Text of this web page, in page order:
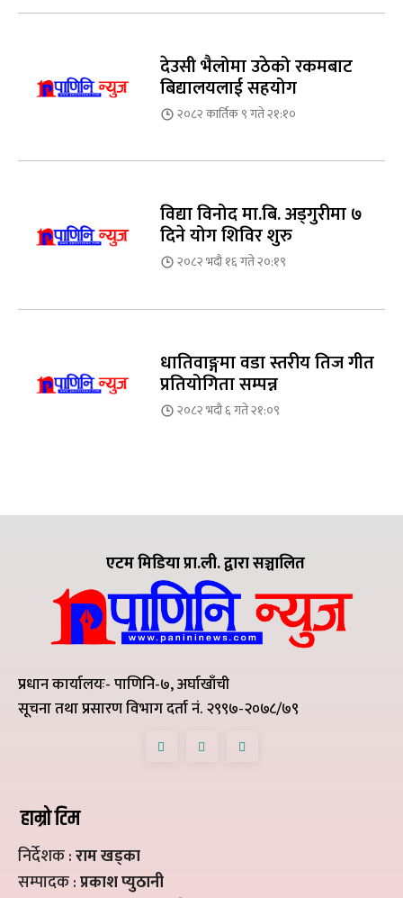
देउसी भैलोमा उठेको रकमबाट
बिद्यालयलाई सहयोग
२०८२ कार्तिक ९ गते २१:१०
विद्या विनोद मा.बि. अड्गुरीमा ७
दिने योग शिविर शुरु
२०८२ भदौ १६ गते २०:१९
धातिवाङ्गमा वडा स्तरीय तिज गीत
प्रतियोगिता सम्पन्न
२०८२ भदौ ६ गते २१:०९
एटम मिडिया प्रा.ली. द्वारा सञ्चालित
प्रधान कार्यालयः- पाणिनि-७, अर्घाखाँची
सूचना तथा प्रसारण विभाग दर्ता नं. २९९७-२०७८/७९
हाम्रो टिम
निर्देशक :राम खड्का
सम्पादक :प्रकाश प्युठानी